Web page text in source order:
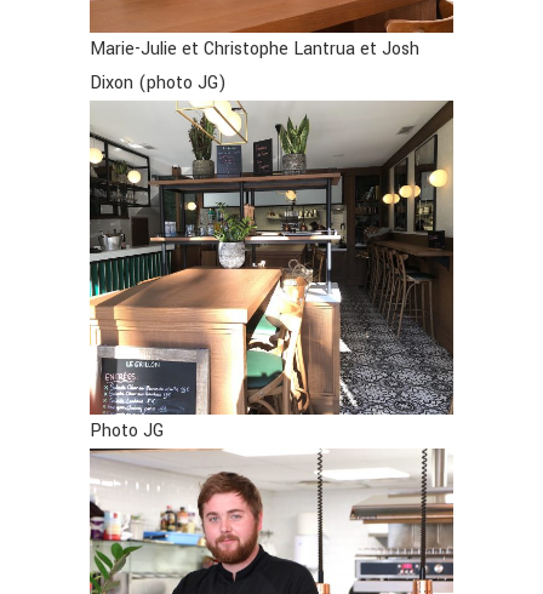
Marie-Julie et Christophe Lantrua et Josh
Dixon (photo JG)
Photo JG